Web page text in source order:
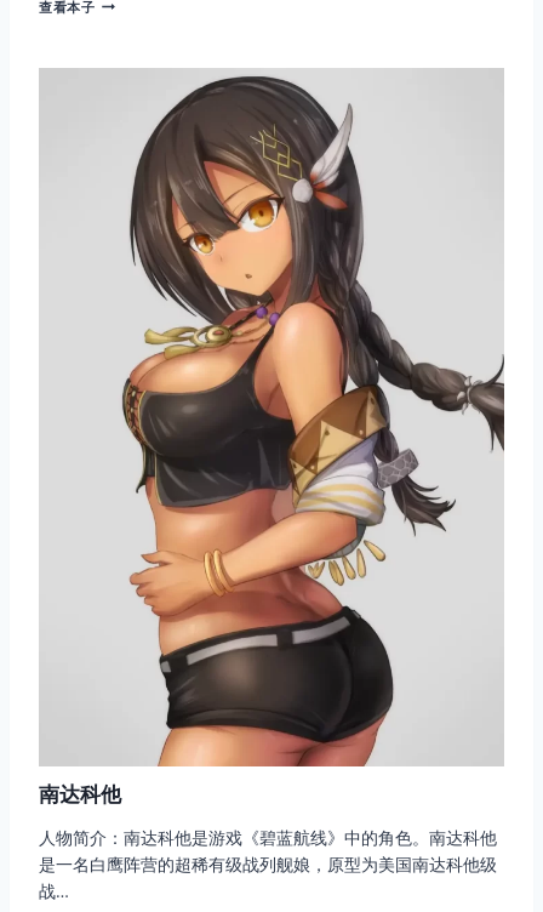
查看本子
加
南达科他
人物简介：南达科他是游戏《碧蓝航线》中的角色。南达科他
是一名白鹰阵营的超稀有级战列舰娘，原型为美国南达科他级
战…